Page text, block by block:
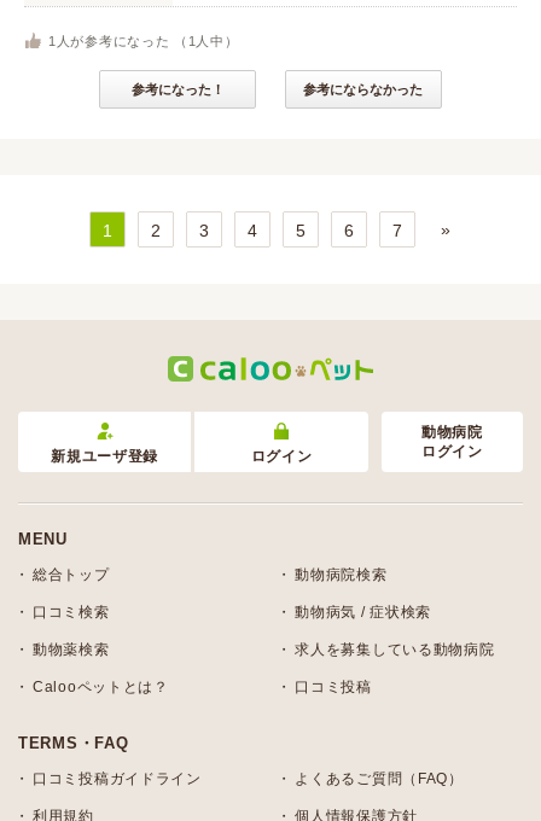
1 人が参考になった （ 1 人中）
参考になった！ 参考にならなかった
1 2 3 4 5 6 7 »
新規ユーザ登録 ログイン
動物病院
ログイン
MENU
総合トップ 動物病院検索
口コミ検索 動物病気 / 症状検索
動物薬検索 求人を募集している動物病院
Calooペットとは？ 口コミ投稿
TERMS・FAQ
口コミ投稿ガイドライン よくあるご質問（FAQ）
利用規約 個人情報保護方針